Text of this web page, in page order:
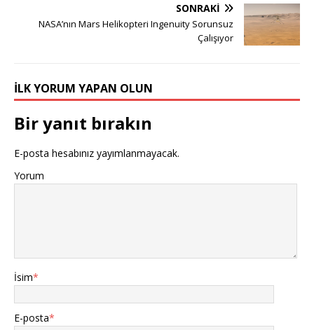
SONRAKI
NASA’nın Mars Helikopteri Ingenuity Sorunsuz
Çalışıyor
İLK YORUM YAPAN OLUN
Bir yanıt bırakın
E-posta hesabınız yayımlanmayacak.
Yorum
İsim*
E-posta*